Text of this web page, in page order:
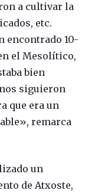
a cultivar la
etc.
encontrado 10-
el Mesolítico,
bien
siguieron
que era un
remarca
un
de Atxoste,